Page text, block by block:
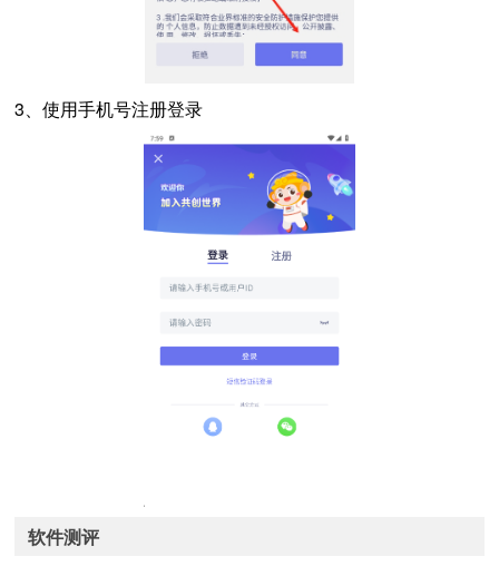
3、使用手机号注册登录
软件测评